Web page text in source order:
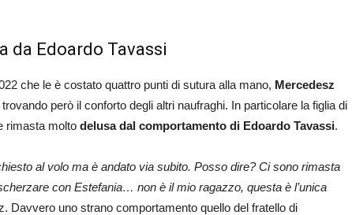
da Edoardo Tavassi
che le è costato quattro punti di sutura alla mano, Mercedesz
però il conforto degli altri naufraghi. In particolare la figlia di
rimasta molto delusa dal comportamento di Edoardo Tavassi.
al volo ma è andato via subito. Posso dire? Ci sono rimasta
con Estefania… non è il mio ragazzo, questa è l’unica
Davvero uno strano comportamento quello del fratello di